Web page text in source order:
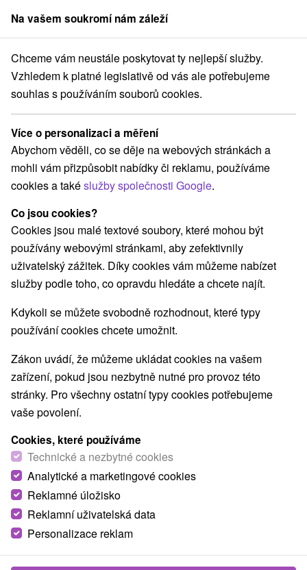
člen skupinySorger
Pobyty na Slovensku Víkendové pobyty
Podle hodnocení víkendové pobyty
Kategorie
Všechny kategorie
Pobyty v akci(148)
Wellness pobyty(217) Víkendové pobyty
Romantické pobyty
Rodinné pobyty(149)
Vyberte lokalitu nebo termín
Nejprodávanější
Nejhledanější oblasti
pro dva v lázních(86) v Tatrách(76) Zobrazit vše
NEJLEVNĚJŠÍ NEJDRAŽŠÍ
Na vašem soukromí nám záleží
Chceme vám neustále poskytovat ty nejlepší služby.
Vzhledem k platné legislativě od vás ale potřebujeme
souhlas s používáním souborů cookies.
Více o personalizaci a měření
Abychom věděli, co se děje na webových stránkách a
mohli vám přizpůsobit nabídky či reklamu, používáme
cookies a takéslužby společnosti Google.
Co jsou cookies?
Cookies jsou malé textové soubory, které mohou být
používány webovými stránkami, aby zefektivnily
uživatelský zážitek. Díky cookies vám můžeme nabízet
služby podle toho, co opravdu hledáte a chcete najít.
Kdykoli se můžete svobodně rozhodnout, které typy
používání cookies chcete umožnit.
Zákon uvádí, že můžeme ukládat cookies na vašem
zařízení, pokud jsou nezbytně nutné pro provoz této
stránky. Pro všechny ostatní typy cookies potřebujeme
vaše povolení.
Cookies, které používáme
Technické a nezbytné cookies
Analytické a marketingové cookies
Reklamné úložisko
Reklamní uživatelská data
Personalizace reklam